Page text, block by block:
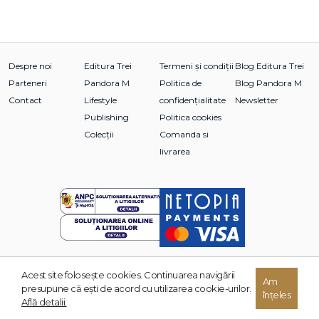
Despre noi
Parteneri
Contact
Editura Trei
Pandora M
Lifestyle
Publishing
Colecții
Termeni și condiții
Politica de
confidențialitate
Politica cookies
Comanda si
livrarea
Blog Editura Trei
Blog Pandora M
Newsletter
© 2026 Grupul Editorial TREI. Toate drepturile rezervate.
Acest site foloseşte cookies. Continuarea navigării
presupune că eşti de acord cu utilizarea cookie-urilor.
Află detalii.
Am
înțeles